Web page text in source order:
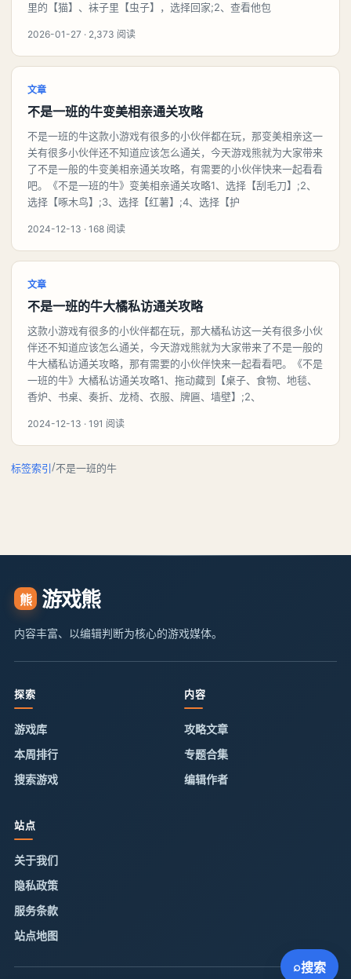
里的【猫】、袜子里【虫子】，选择回家;2、查看他包
2026-01-27 · 2,373 阅读
文章
不是一班的牛变美相亲通关攻略
不是一班的牛这款小游戏有很多的小伙伴都在玩，那变美相亲这一
关有很多小伙伴还不知道应该怎么通关，今天游戏熊就为大家带来
了不是一般的牛变美相亲通关攻略，有需要的小伙伴快来一起看看
吧。《不是一班的牛》变美相亲通关攻略1、选择【刮毛刀】;2、
选择【啄木鸟】;3、选择【红薯】;4、选择【护
2024-12-13 · 168 阅读
文章
不是一班的牛大橘私访通关攻略
这款小游戏有很多的小伙伴都在玩，那大橘私访这一关有很多小伙
伴还不知道应该怎么通关，今天游戏熊就为大家带来了不是一般的
牛大橘私访通关攻略，那有需要的小伙伴快来一起看看吧。《不是
一班的牛》大橘私访通关攻略1、拖动藏到【桌子、食物、地毯、
香炉、书桌、奏折、龙椅、衣服、牌匾、墙壁】;2、
2024-12-13 · 191 阅读
标签索引/不是一班的牛
熊 游戏熊
内容丰富、以编辑判断为核心的游戏媒体。
探索
游戏库
本周排行
搜索游戏
内容
攻略文章
专题合集
编辑作者
站点
关于我们
隐私政策
服务条款
站点地图
⌕搜索